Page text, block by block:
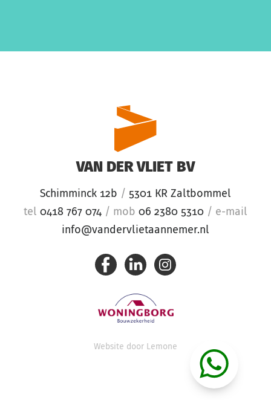
VAN DER VLIET BV
Schimminck 12b / 5301 KR Zaltbommel
tel 0418 767 074 / mob 06 2380 5310 / e-mail
info@vandervlietaannemer.nl
Website door Lemone